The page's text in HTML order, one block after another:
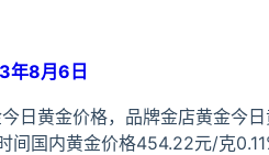
年8月6日
日黄金价格，品牌金店黄金今
间国内黄金价格454.22元/克